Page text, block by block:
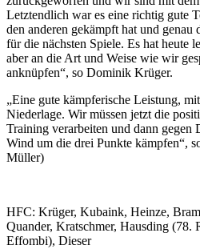
Letztendlich war es eine richtig gute
den anderen gekämpft hat und
für die nächsten Spiele. Es hat heute
aber an die Art und Weise wie wir
anknüpfen“, so Dominik Krüger.
„Eine gute kämpferische Leistung,
Niederlage. Wir müssen jetzt die
Training verarbeiten und dann gegen
Wind um die drei Punkte kämpfen“,
Müller)
HFC: Krüger, Kubaink, Heinze,
Quander, Kratschmer, Hausding (78.
Effombi), Dieser